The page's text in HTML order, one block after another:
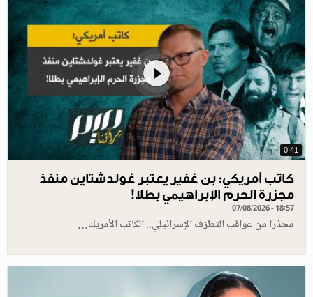
0.41
كاتب أمريكي: بن غفير يعتبر غولدشتاين منفذ
مجزرة الحرم الإبراهيمي بطلا!
07/08/2026 - 18:57
محذرا من عواقب التطرّف الإسرائيلي.. الكاتب الأمريك…